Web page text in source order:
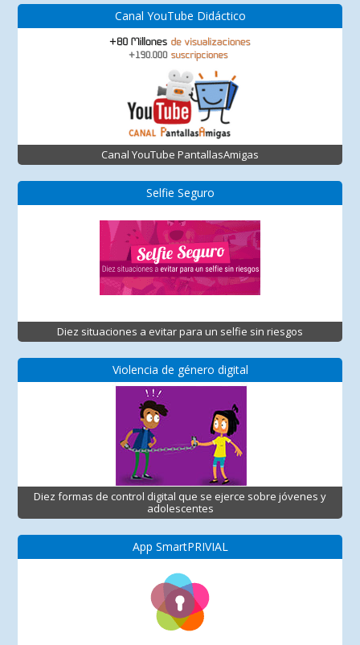
Canal YouTube Didáctico
Canal YouTube PantallasAmigas
Selfie Seguro
Diez situaciones a evitar para un selfie sin riesgos
Violencia de género digital
Diez formas de control digital que se ejerce sobre jóvenes y
adolescentes
App SmartPRIVIAL